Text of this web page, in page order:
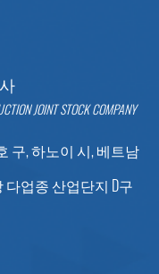
JOINT STOCK COMPANY
구, 하노이 시, 베트남
업종 산업단지 D구